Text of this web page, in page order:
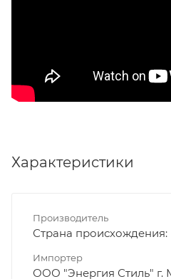
Характеристики
Производитель
Страна происхождения:
Импортер
ООО "Энергия Стиль" г.